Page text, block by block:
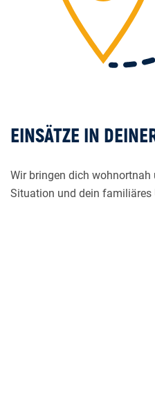
EINSÄTZE IN
Wir bringen dich
Situation und dein familiäres